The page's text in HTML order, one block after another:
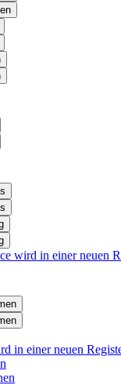
wird in einer neuen
in einer neuen